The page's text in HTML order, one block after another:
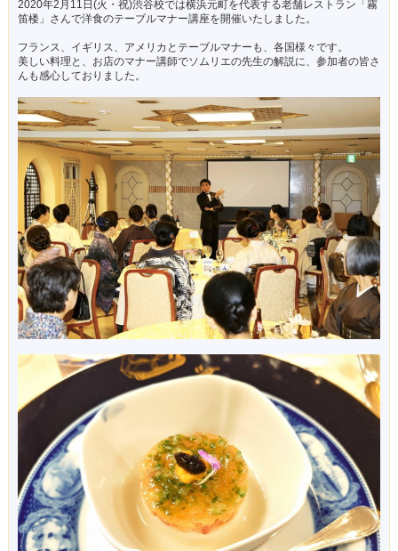
2020年2月11日(火・祝)渋谷校では横浜元町を代表する老舗レストラン「霧
笛楼」さんで洋食のテーブルマナー講座を開催いたしました。
フランス、イギリス、アメリカとテーブルマナーも、各国様々です。
美しい料理と、お店のマナー講師でソムリエの先生の解説に、参加者の皆さ
んも感心しておりました。